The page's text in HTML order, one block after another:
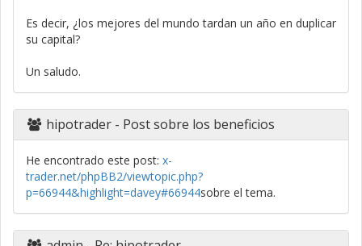
Es decir, ¿los mejores del mundo tardan un año en duplicar
su capital?
Un saludo.
hipotrader- Post sobre los beneficios
He encontrado este post: x-
trader.net/phpBB2/viewtopic.php?
p=66944&highlight=davey#66944sobre el tema.